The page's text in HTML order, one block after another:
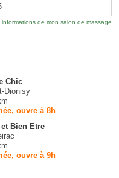
informations de mon salon de massage
Chic
Dionisy
ouvre à 8h
et Bien Etre
ouvre à 9h